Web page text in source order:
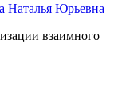
Наталья Юрьевна
взаимного